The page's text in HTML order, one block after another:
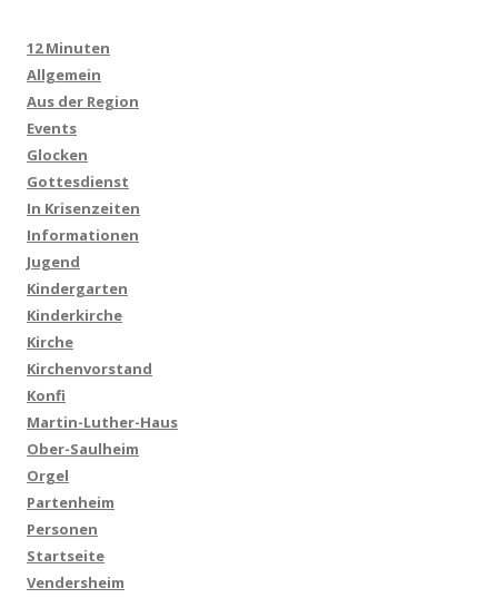
12 Minuten
Allgemein
Aus der Region
Events
Glocken
Gottesdienst
In Krisenzeiten
Informationen
Jugend
Kindergarten
Kinderkirche
Kirche
Kirchenvorstand
Konfi
Martin-Luther-Haus
Ober-Saulheim
Orgel
Partenheim
Personen
Startseite
Vendersheim